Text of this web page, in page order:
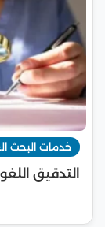
خدمات البحث
التدقيق